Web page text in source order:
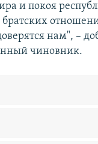
и покоя
братских
нам", –
чиновник.